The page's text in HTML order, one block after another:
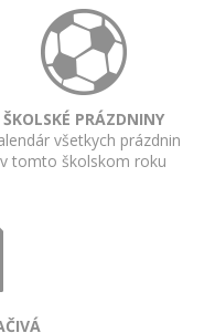
ŠKOLSKÉ PRÁZDNINY
všetkych prázdnin
v tomto školskom roku